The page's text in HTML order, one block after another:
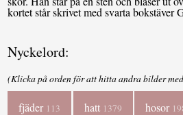
kortet står skrivet med svarta bokstäver
Nyckelord:
(Klicka på orden för att hitta andra bilder
fjäder 113 hatt 1379 hosor